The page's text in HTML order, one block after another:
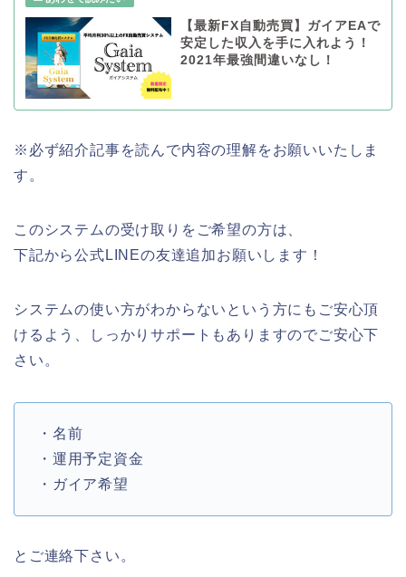
【最新FX自動売買】ガイアEAで
安定した収入を手に入れよう！
2021年最強間違いなし！
※必ず紹介記事を読んで内容の理解をお願いいたしま
す。
このシステムの受け取りをご希望の方は、
下記から公式LINEの友達追加お願いします！
システムの使い方がわからないという方にもご安心頂
けるよう、しっかりサポートもありますのでご安心下
さい。
・名前
・運用予定資金
・ガイア希望
とご連絡下さい。